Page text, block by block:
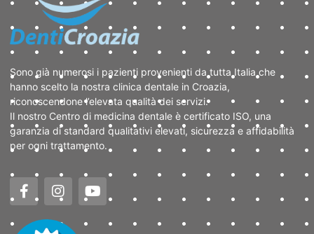
Sono già numerosi i pazienti provenienti da tutta Italia che
hanno scelto la nostra clinica dentale in Croazia,
riconoscendone l’elevata qualità dei servizi.
Il nostro Centro di medicina dentale è certificato ISO, una
garanzia di standard qualitativi elevati, sicurezza e affidabilità
per ogni trattamento.